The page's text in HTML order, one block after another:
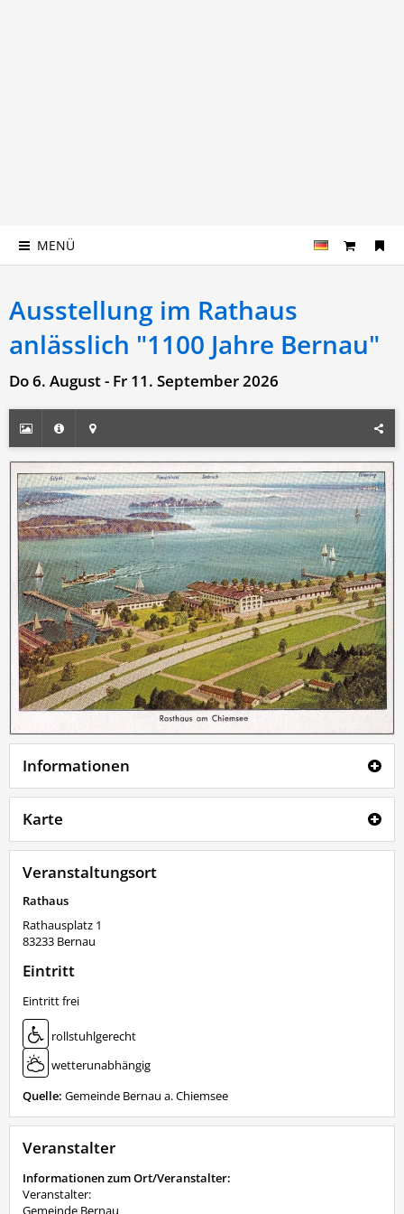
MENÜ
Ausstellung im Rathaus
anlässlich "1100 Jahre Bernau"
Do 6. August - Fr 11. September 2026
Informationen
Karte
Veranstaltungsort
Rathaus
Rathausplatz 1
83233 Bernau
Eintritt
Eintritt frei
rollstuhlgerecht
wetterunabhängig
Quelle: Gemeinde Bernau a. Chiemsee
Veranstalter
Informationen zum Ort/Veranstalter:
Veranstalter:
Gemeinde Bernau